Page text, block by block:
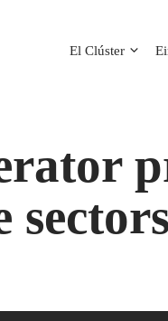
El Clúster
sectors